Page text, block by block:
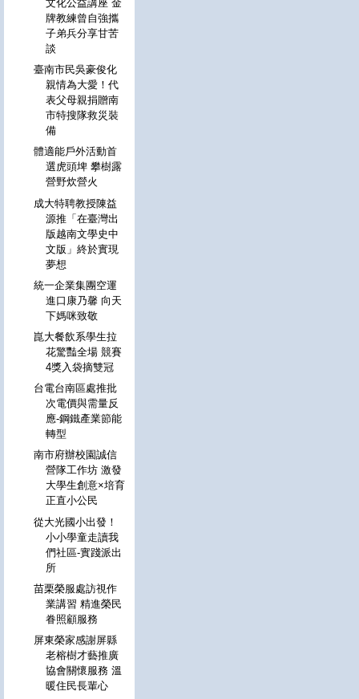
文化公益講座 金
牌教練曾自強攜
子弟兵分享甘苦
談
臺南市民吳豪俊化
親情為大愛！代
表父母親捐贈南
市特搜隊救災裝
備
體適能戶外活動首
選虎頭埤 攀樹露
營野炊營火
成大特聘教授陳益
源推「在臺灣出
版越南文學史中
文版」終於實現
夢想
統一企業集團空運
進口康乃馨 向天
下媽咪致敬
崑大餐飲系學生拉
花驚豔全場 競賽
4獎入袋摘雙冠
台電台南區處推批
次電價與需量反
應-鋼鐵產業節能
轉型
南市府辦校園誠信
營隊工作坊 激發
大學生創意×培育
正直小公民
從大光國小出發！
小小學童走讀我
們社區-實踐派出
所
苗栗榮服處訪視作
業講習 精進榮民
眷照顧服務
屏東榮家感謝屏縣
老榕樹才藝推廣
協會關懷服務 溫
暖住民長輩心